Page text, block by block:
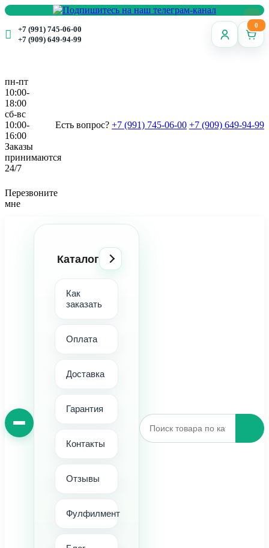
+7 (991) 745-06-00
+7 (909) 649-94-99
0
пн-пт
10:00-
18:00
сб-вс
10:00-
16:00
Заказы
принимаются
24/7
Есть вопрос? +7 (991) 745-06-00 +7 (909) 649-94-99
Перезвоните
мне
Каталог
Как
заказать
Оплата
Доставка
Гарантия
Контакты
Отзывы
Фулфилмент